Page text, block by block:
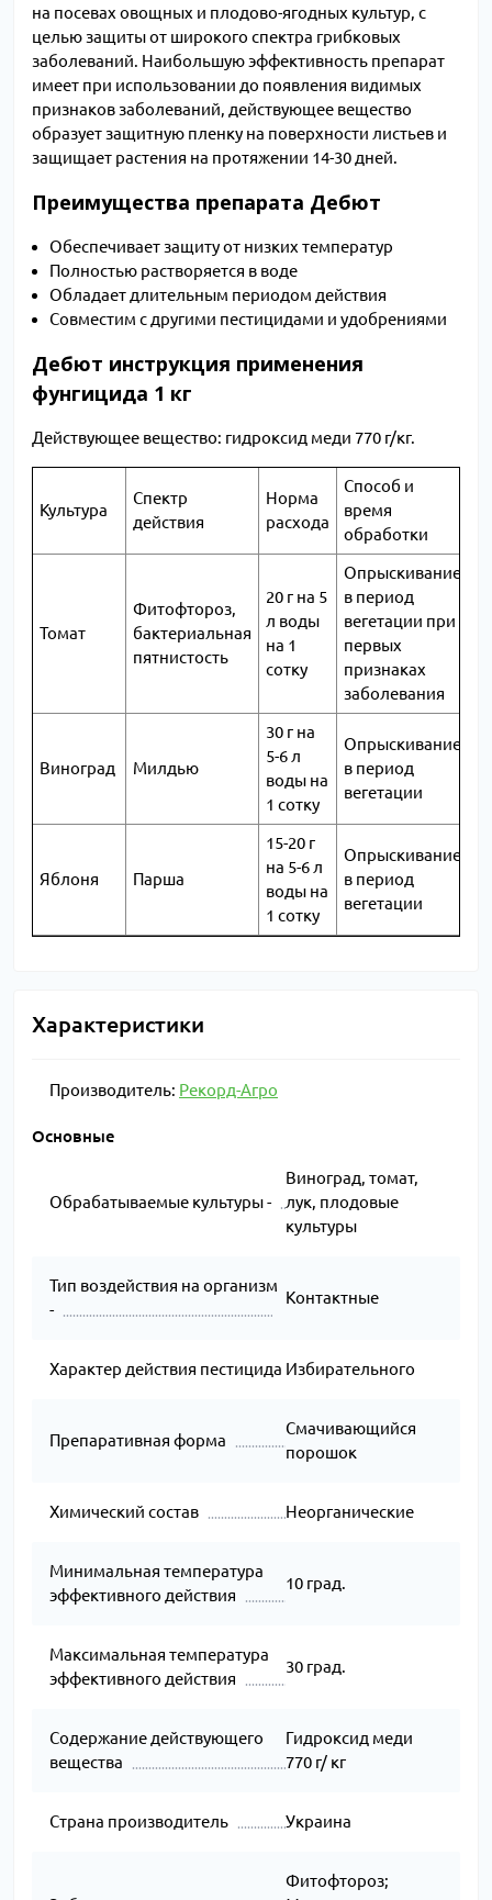
на посевах овощных и плодово-ягодных культур, с
целью защиты от широкого спектра грибковых
заболеваний. Наибольшую эффективность препарат
имеет при использовании до появления видимых
признаков заболеваний, действующее вещество
образует защитную пленку на поверхности листьев и
защищает растения на протяжении 14-30 дней.
Преимущества препарата Дебют
Обеспечивает защиту от низких температур
Полностью растворяется в воде
Обладает длительным периодом действия
Совместим с другими пестицидами и удобрениями
Дебют инструкция применения
фунгицида 1 кг
Действующее вещество: гидроксид меди 770 г/кг.
Культура
Спектр
действия
Норма
расхода
Способ и
время
обработки
Томат
Фитофтороз,
бактериальная
пятнистость
20 г на 5
л воды
на 1
сотку
Опрыскивание
в период
вегетации при
первых
признаках
заболевания
Виноград Милдью
30 г на
5-6 л
воды на
1 сотку
Опрыскивание
в период
вегетации
Яблоня Парша
15-20 г
на 5-6 л
воды на
1 сотку
Опрыскивание
в период
вегетации
Характеристики
Производитель: Рекорд-Агро
Основные
Обрабатываемые культуры -
Виноград, томат,
лук, плодовые
культуры
Тип воздействия на организм
-
Контактные
Характер действия пестицида Избирательного
Препаративная форма
Смачивающийся
порошок
Химический состав Неорганические
Минимальная температура
эффективного действия
10 град.
Максимальная температура
эффективного действия
30 град.
Содержание действующего
вещества
Гидроксид меди
770 г/ кг
Страна производитель Украина
Фитофтороз;